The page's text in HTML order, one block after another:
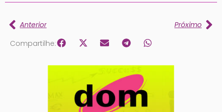
Anterior
Próximo
Compartilhe: